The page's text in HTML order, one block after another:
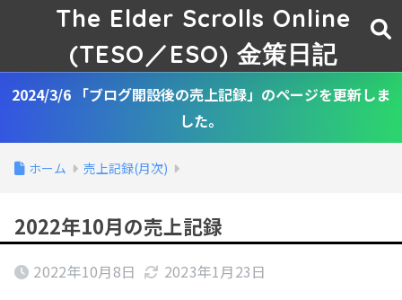
The Elder Scrolls Online
(TESO／ESO) 金策日記
2024/3/6 「ブログ開設後の売上記録」のページを更新しま
した。
ホーム 売上記録(月次)
2022年10月の売上記録
2022年10月8日 2023年1月23日